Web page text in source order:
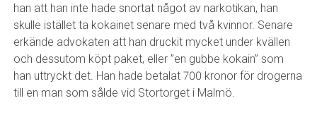
han att han inte hade snortat något av narkotikan, han
skulle istället ta kokainet senare med två kvinnor. Senare
erkände advokaten att han druckit mycket under kvällen
och dessutom köpt paket, eller ”en gubbe kokain” som
han uttryckt det. Han hade betalat 700 kronor för drogerna
till en man som sålde vid Stortorget i Malmö.